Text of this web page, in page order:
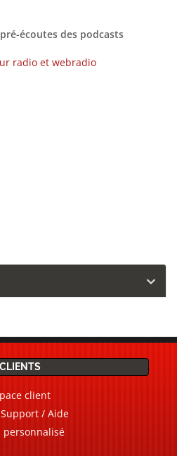
écoutes des podcasts
radio et webradio
CLIENTS
client
/ Aide
personnalisé